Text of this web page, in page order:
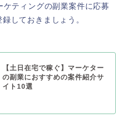
ティングの副業案件に応募
しておきましょう。
【土日在宅で稼ぐ】マーケター
の副業におすすめの案件紹介サ
イト10選